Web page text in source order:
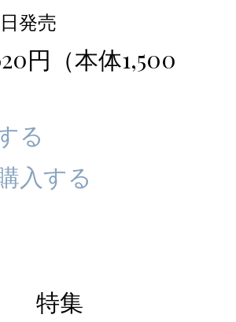
発売
円（本体1,500
る
入する
特集